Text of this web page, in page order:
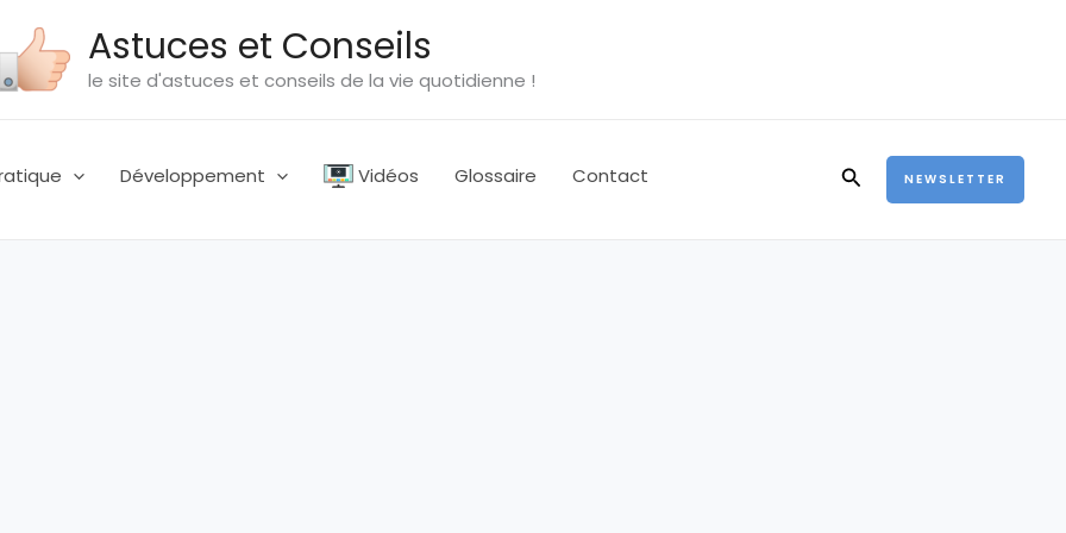
Astuces et Conseils
le site d'astuces et conseils de la vie quotidienne !
Développement Vidéos Glossaire Contact Rechercher
NEWSLETTER